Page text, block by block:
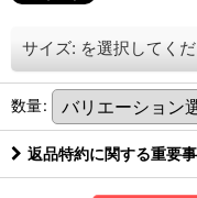
サイズ: を選択してく
数量:
返品特約に関する重要